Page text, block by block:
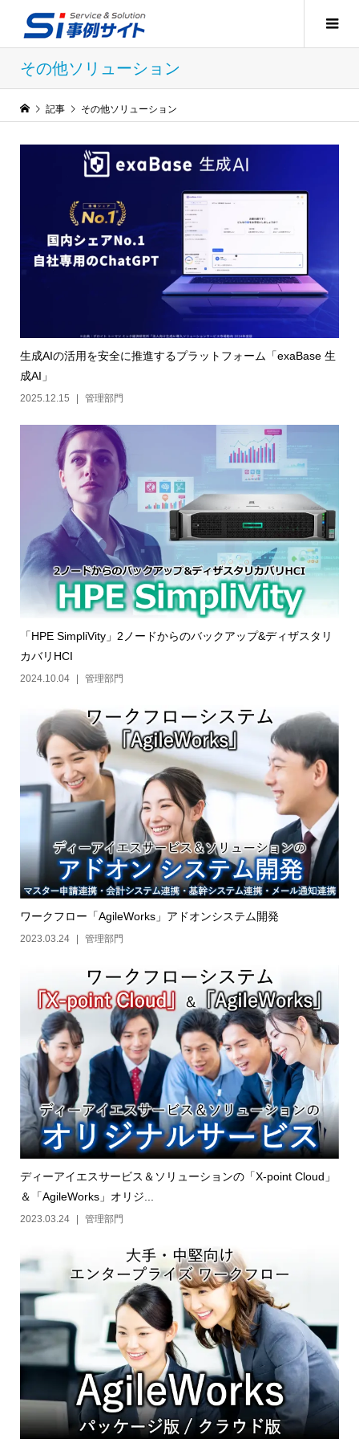
その他ソリューション
記事 その他ソリューション
生成AIの活用を安全に推進するプラットフォーム「exaBase 生
成AI」
2025.12.15 管理部門
「HPE SimpliVity」2ノードからのバックアップ&ディザスタリ
カバリHCI
2024.10.04 管理部門
ワークフロー「AgileWorks」アドオンシステム開発
2023.03.24 管理部門
ディーアイエスサービス＆ソリューションの「X-point Cloud」
＆「AgileWorks」オリジ...
2023.03.24 管理部門